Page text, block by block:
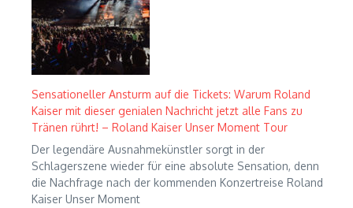
Sensationeller Ansturm auf die Tickets: Warum Roland
Kaiser mit dieser genialen Nachricht jetzt alle Fans zu
Tränen rührt! – Roland Kaiser Unser Moment Tour
Der legendäre Ausnahmekünstler sorgt in der
Schlagerszene wieder für eine absolute Sensation, denn
die Nachfrage nach der kommenden Konzertreise Roland
Kaiser Unser Moment